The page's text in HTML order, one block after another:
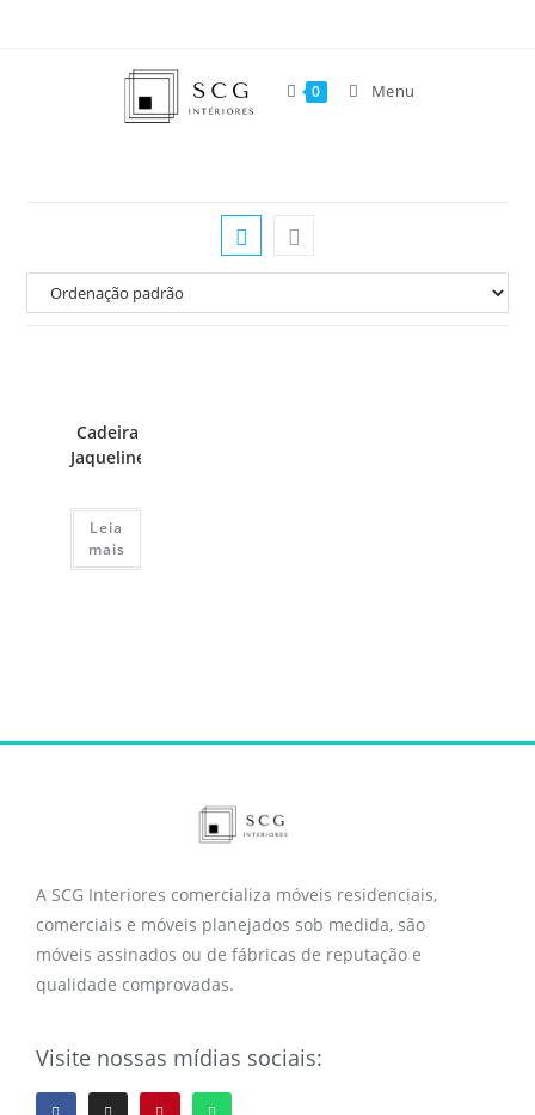
0 Menu
Cadeira
Jaqueline
Leia
mais
A SCG Interiores comercializa móveis residenciais,
comerciais e móveis planejados sob medida, são
móveis assinados ou de fábricas de reputação e
qualidade comprovadas.
Visite nossas mídias sociais: